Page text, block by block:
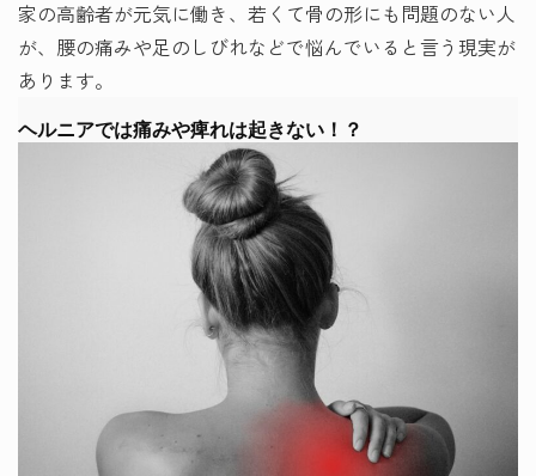
家の高齢者が元気に働き、若くて骨の形にも問題のない人
が、腰の痛みや足のしびれなどで悩んでいると言う現実が
あります。
ヘルニアでは痛みや痺れは起きない！？